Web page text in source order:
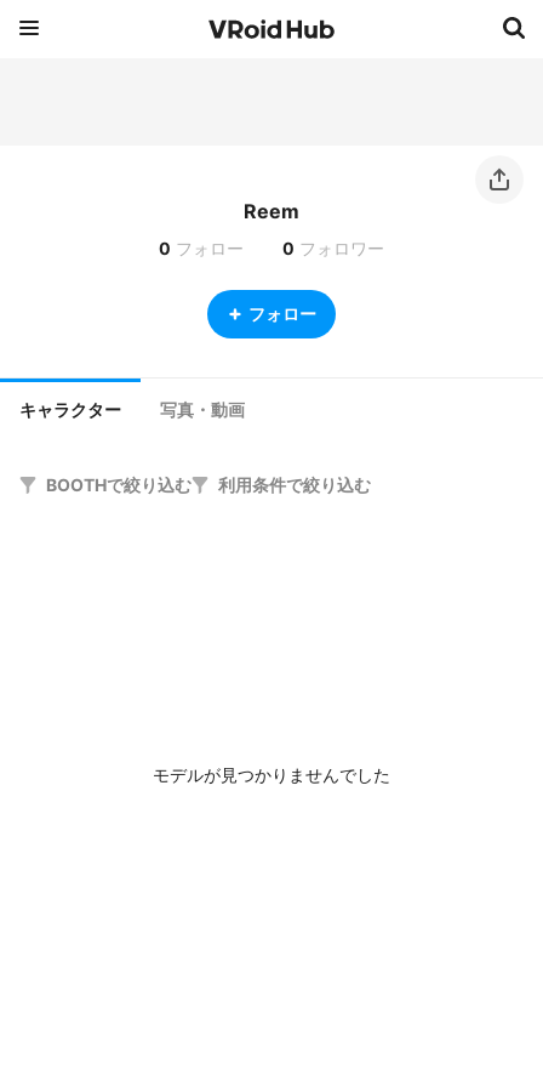
Reem
0 フォロー 0 フォロワー
フォロー
キャラクター 写真・動画
BOOTHで絞り込む 利用条件で絞り込む
モデルが見つかりませんでした